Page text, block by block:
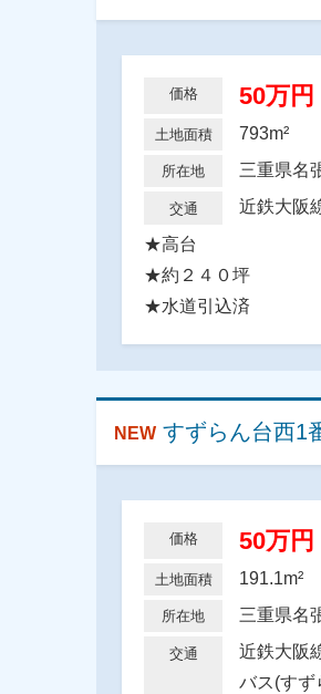
価格 50万円
土地面積 793m²
所在地 三重県名
交通
近鉄大阪
★高台
★約２４０坪
★水道引込済
NEW すずらん台西
価格 50万円
土地面積 191.1m²
所在地 三重県名
交通
近鉄大阪
バス(すず